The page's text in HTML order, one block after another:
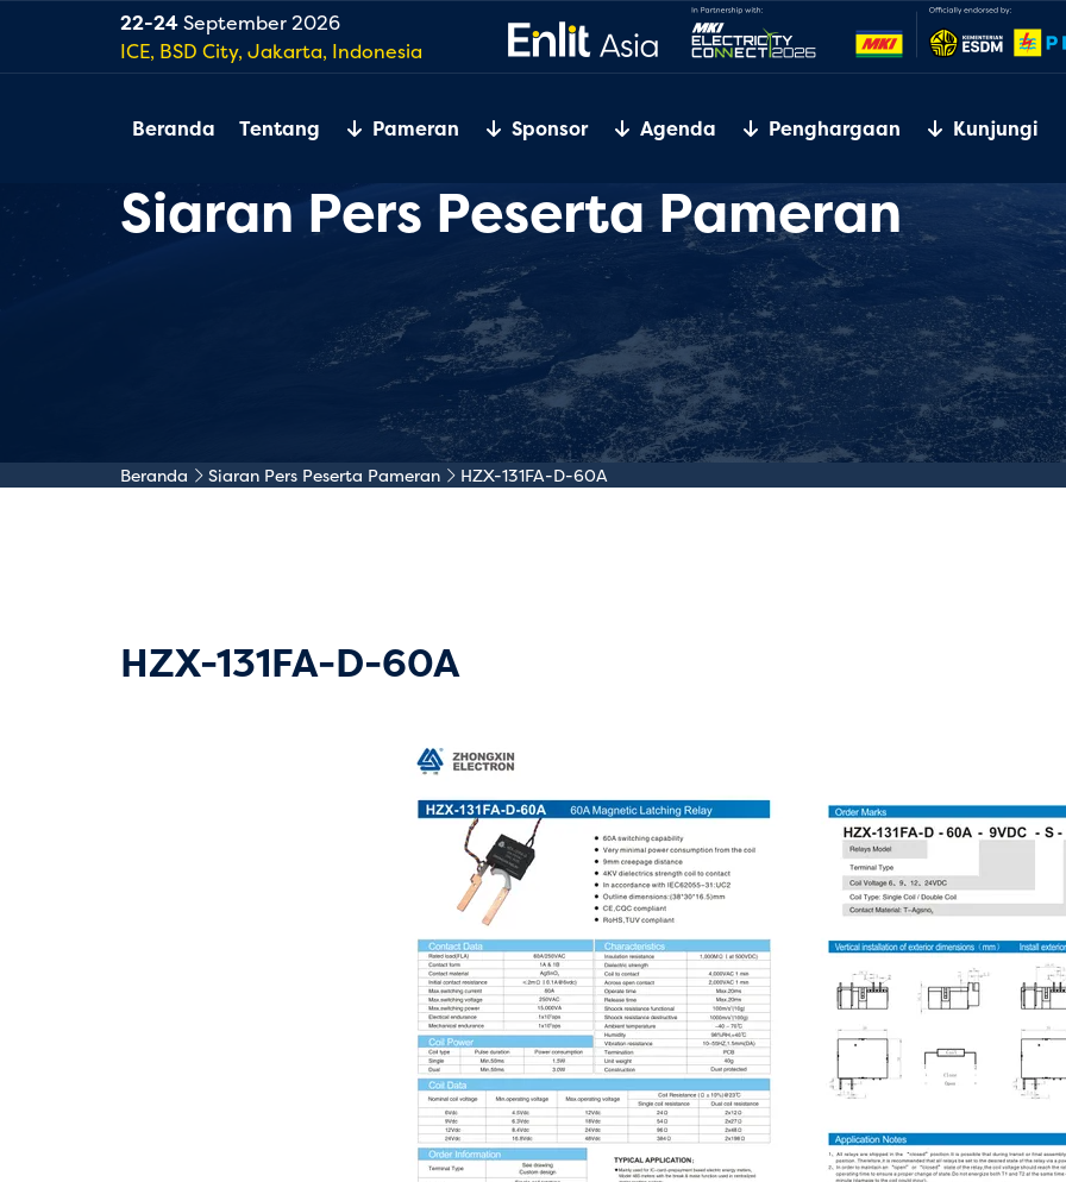
22-24September 2026
ICE, BSD City, Jakarta, Indonesia
Beranda Tentang Pameran Sponsor Agenda Penghargaan Kunjungi
Siaran Pers Peserta Pameran
Beranda Siaran Pers Peserta Pameran HZX-131FA-D-60A
HZX-131FA-D-60A